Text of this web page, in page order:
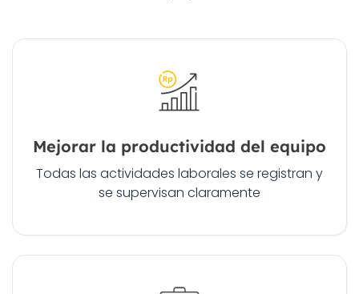
Mejorar la productividad del equipo
Todas las actividades laborales se registran y
se supervisan claramente